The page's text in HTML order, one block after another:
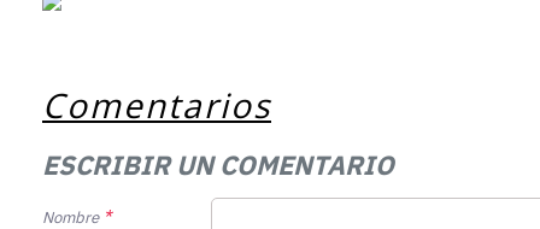
Comentarios
ESCRIBIR UN COMENTARIO
Nombre